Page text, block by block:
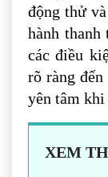
động thử
hành thanh
các điều
rõ ràng
yên tâm khi
XEM